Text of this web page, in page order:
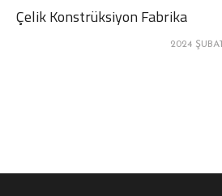
Çelik Konstrüksiyon Fabrika
2024